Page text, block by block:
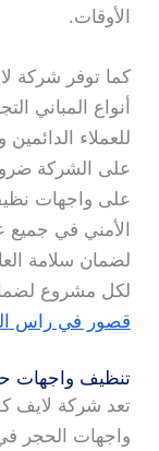
الأوقات.
كما توفر شركة
أنواع المباني
للعملاء
على الشركة
على واجهات
الأمني في
لضمان سلامة
لكل مشروع
قصور في راس
تنظيف واجهات
تعد شركة لايف
واجهات الحجر